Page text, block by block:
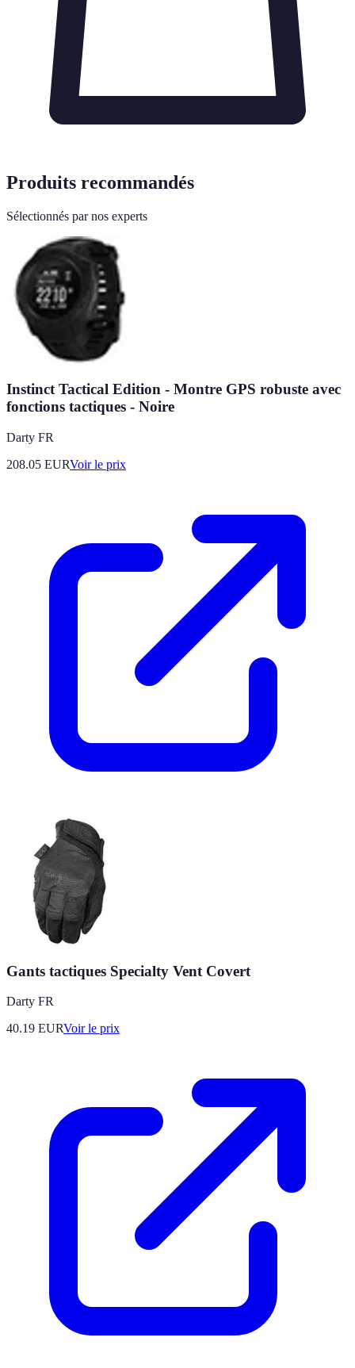
Produits recommandés
Sélectionnés par nos experts
Instinct Tactical Edition - Montre GPS robuste avec
fonctions tactiques - Noire
Darty FR
208.05 EURVoir le prix
Gants tactiques Specialty Vent Covert
Darty FR
40.19 EURVoir le prix